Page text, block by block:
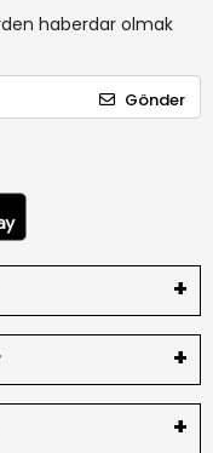
haberdar olmak
Gönder